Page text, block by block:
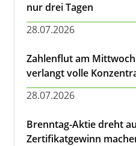
nur drei Tagen
28.07.2026
Zahlenflut am
verlangt volle
28.07.2026
Brenntag-Aktie dreht
Zertifikatgewinn